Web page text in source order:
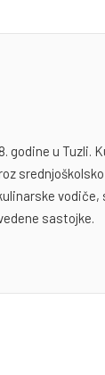
godine u
vodiče,
sastojke.